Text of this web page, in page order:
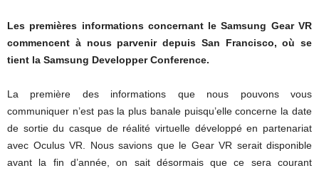
Les premières informations concernant le Samsung Gear VR
commencent à nous parvenir depuis San Francisco, où se
tient la Samsung Developper Conference.
La première des informations que nous pouvons vous
communiquer n’est pas la plus banale puisqu’elle concerne la date
de sortie du casque de réalité virtuelle développé en partenariat
avec Oculus VR. Nous savions que le Gear VR serait disponible
avant la fin d’année, on sait désormais que ce sera courant